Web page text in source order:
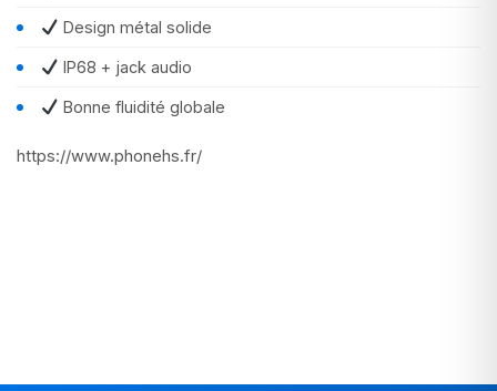
Design métal solide
IP68 + jack audio
Bonne fluidité globale
https://www.phonehs.fr/